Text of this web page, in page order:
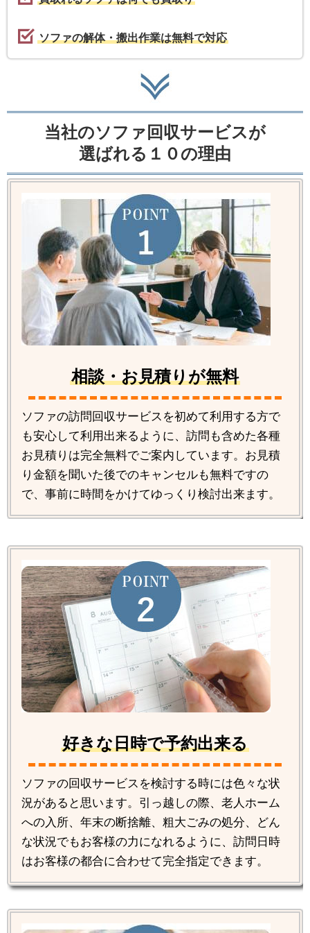
ソファの解体・搬出作業は無料で対応
当社のソファ回収サービスが
選ばれる１０の理由
相談・お見積りが無料
ソファの訪問回収サービスを初めて利用する方で
も安心して利用出来るように、訪問も含めた各種
お見積りは完全無料でご案内しています。お見積
り金額を聞いた後でのキャンセルも無料ですの
で、事前に時間をかけてゆっくり検討出来ます。
好きな日時で予約出来る
ソファの回収サービスを検討する時には色々な状
況があると思います。引っ越しの際、老人ホーム
への入所、年末の断捨離、粗大ごみの処分、どん
な状況でもお客様の力になれるように、訪問日時
はお客様の都合に合わせて完全指定できます。